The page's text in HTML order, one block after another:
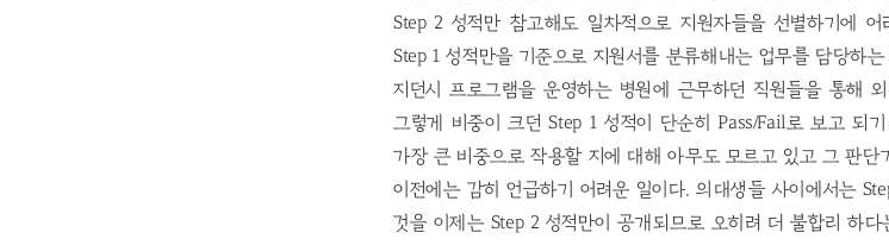
Step 2 성적만 참고해도 일차적으로 지원자들을 선별하기에
Step 1 성적만을 기준으로 지원서를 분류해내는 업무를 담당하
지던시 프로그램을 운영하는 병원에 근무하던 직원들을 통해
그렇게 비중이 크던 Step 1 성적이 단순히 Pass/Fail로 보고 되
가장 큰 비중으로 작용할 지에 대해 아무도 모르고 있고 그 판단
이전에는 감히 언급하기 어려운 일이다. 의대생들 사이에서는
것을 이제는 Step 2 성적만이 공개되므로 오히려 더 불합리 하